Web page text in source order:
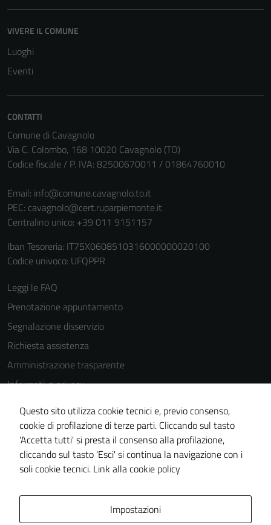
VIVERE IL COMUNE
Luoghi
Eventi
CONTATTI
Comune di Cavagnolo
Via C. Colombo, 168 10020 Cavagnolo (TO)
Codice fiscale / P. IVA: 82500670011 / 01864760010
Email: info@comune.cavagnolo.to.it
PEC: cavagnolo@cert.ruparpiemonte.it
Centralino unico: +39 011 9151157
Iban Tesoreria: IT75X0608510316000000020100
Codice univoco: UFQPPR
Leggi le FAQ
Prenotazione appuntamento
Segnalazione disservizio
Richiesta assistenza
Amministrazione trasparente
Informativa privacy
Cookie Policy
Note legali
Dichiarazione di accessibilità
Piano di miglioramento del sito
Questo sito utilizza cookie tecnici e, previo consenso,
cookie di profilazione di terze parti. Cliccando sul tasto
'Accetta tutti' si presta il consenso alla profilazione,
cliccando sul tasto 'Esci' si continua la navigazione con i
soli cookie tecnici. Link alla cookie policy
Impostazioni
Tecnici
per il
del sito e non